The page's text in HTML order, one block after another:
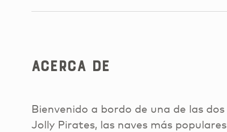
Acerca de
Bienvenido a bordo de una de las
Jolly Pirates, las naves más